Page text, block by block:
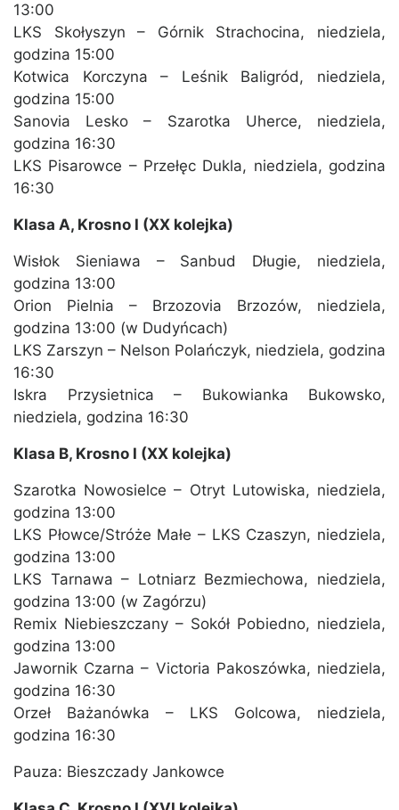
13:00
LKS Skołyszyn – Górnik Strachocina, niedziela,
godzina 15:00
Kotwica Korczyna – Leśnik Baligród, niedziela,
godzina 15:00
Sanovia Lesko – Szarotka Uherce, niedziela,
godzina 16:30
LKS Pisarowce – Przełęc Dukla, niedziela, godzina
16:30
Klasa A, Krosno I (XX kolejka)
Wisłok Sieniawa – Sanbud Długie, niedziela,
godzina 13:00
Orion Pielnia – Brzozovia Brzozów, niedziela,
godzina 13:00 (w Dudyńcach)
LKS Zarszyn – Nelson Polańczyk, niedziela, godzina
16:30
Iskra Przysietnica – Bukowianka Bukowsko,
niedziela, godzina 16:30
Klasa B, Krosno I (XX kolejka)
Szarotka Nowosielce – Otryt Lutowiska, niedziela,
godzina 13:00
LKS Płowce/Stróże Małe – LKS Czaszyn, niedziela,
godzina 13:00
LKS Tarnawa – Lotniarz Bezmiechowa, niedziela,
godzina 13:00 (w Zagórzu)
Remix Niebieszczany – Sokół Pobiedno, niedziela,
godzina 13:00
Jawornik Czarna – Victoria Pakoszówka, niedziela,
godzina 16:30
Orzeł Bażanówka – LKS Golcowa, niedziela,
godzina 16:30
Pauza: Bieszczady Jankowce